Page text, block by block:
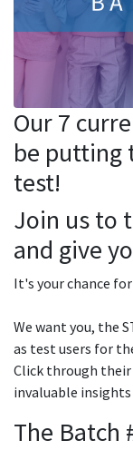
Our 7
be putting
test!
Join us to
and give
It's your chance
We want you, the
as test users for
Click through their
invaluable insights
The Batch